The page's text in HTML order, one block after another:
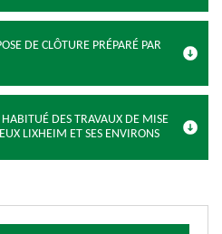
DE CLÔTURE PRÉPARÉ PAR
HABITUÉ DES TRAVAUX DE MISE
LIXHEIM ET SES ENVIRONS